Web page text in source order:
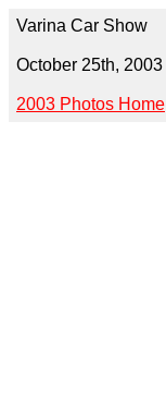
Varina Car Show
October 25th, 2003
2003 Photos Home